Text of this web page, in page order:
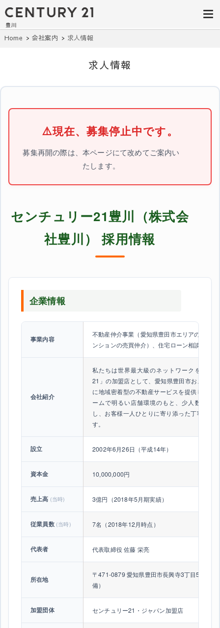
豊田市の中古
住宅・土地・
リノベ物件探
建て・土地探しはセンチュリー21豊
川へ。豊田市内の最新物件情報を随
時更新中！駅近、建築条件無し、ペ
ット可、学区別など、お客様のこだ
Home 会社案内 求人情報
求人情報
⚠️現在、募集停止中です。
募集再開の際は、本ページにて改めてご案内い
たします。
センチュリー21豊川（株式会
社豊川） 採用情報
企業情報
事業内容
不動産仲介事業（愛知県豊田市エリアの土地
ンションの売買仲介）、住宅ローン相談、ラ
会社紹介
私たちは世界最大級のネットワークを誇る
21」の加盟店として、愛知県豊田市および三
に地域密着型の不動産サービスを提供してい
ームで明るい店舗環境のもと、少人数のチ
し、お客様一人ひとりに寄り添った丁寧な対
す。
設立 2002年6月26日（平成14年）
資本金 10,000,000円
売上高 (当時) 3億円（2018年5月期実績）
従業員数 (当時) 7名（2018年12月時点）
代表者 代表取締役 佐藤 栄亮
所在地
〒471-0879 愛知県豊田市長興寺3丁目55番地
備）
加盟団体 センチュリー21・ジャパン加盟店